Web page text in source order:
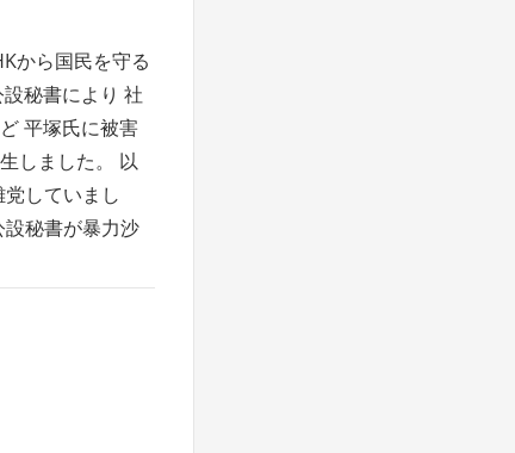
から国民を守る
秘書により 社
平塚氏に被害
しました。 以
していまし
秘書が暴力沙